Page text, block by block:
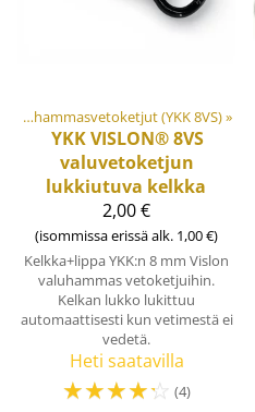
Vahvat valuhammasvetoketjut (YKK 8VS)‪»
YKKVISLON® 8VS
valuvetoketjun
lukkiutuva kelkka
2,00 €
(isommissa erissä alk. 1,00 €)
Kelkka+lippa YKK:n 8 mm Vislon
valuhammas vetoketjuihin.
Kelkan lukko lukittuu
automaattisesti kun vetimestä ei
vedetä.
Heti saatavilla
☆☆☆☆☆ (4)
ja tarvikkeet ‪»Vetoketjut‪»